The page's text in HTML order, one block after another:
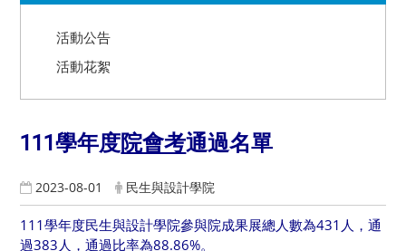
活動公告
活動花絮
111學年度院會考通過名單
2023-08-01 民生與設計學院
111學年度民生與設計學院參與院成果展總人數為431人，通
過383人，通過比率為88.86%。